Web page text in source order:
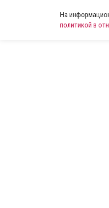
На
политикой в